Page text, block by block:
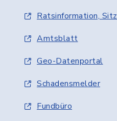
Ratsinformation,
Amtsblatt
Geo-Datenportal
Schadensmelder
Fundbüro